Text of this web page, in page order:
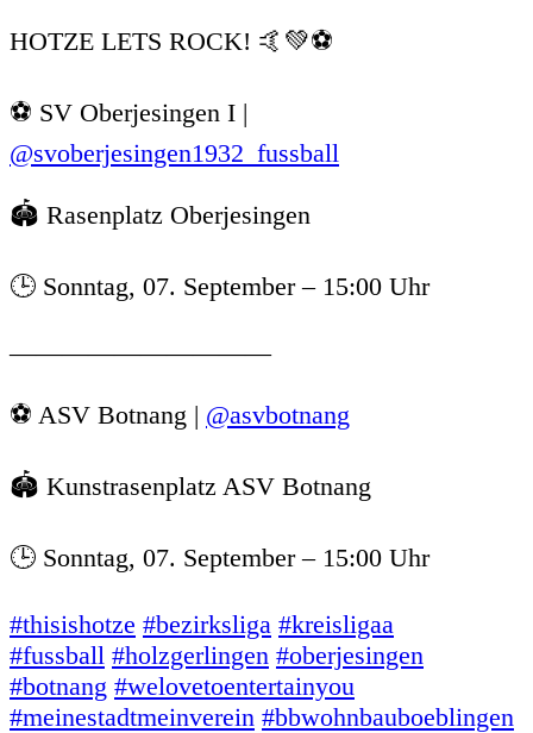
HOTZE LETS ROCK! 🤙💚⚽
⚽️ SV Oberjesingen I |
@svoberjesingen1932_fussball
🏟️ Rasenplatz Oberjesingen
🕒 Sonntag, 07. September – 15:00 Uhr
——————————
⚽️ ASV Botnang | @asvbotnang
🏟️ Kunstrasenplatz ASV Botnang
🕒 Sonntag, 07. September – 15:00 Uhr
#thisishotze #bezirksliga #kreisligaa
#fussball #holzgerlingen #oberjesingen
#botnang #welovetoentertainyou
#meinestadtmeinverein #bbwohnbauboeblingen